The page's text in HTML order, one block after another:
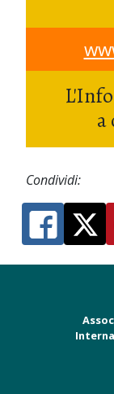
a
Condividi: